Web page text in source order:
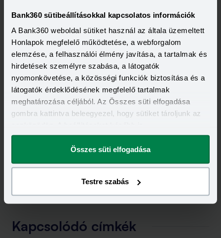
Bank360 sütibeállításokkal kapcsolatos információk
A Bank360 weboldal sütiket használ az általa üzemeltett
Honlapok megfelelő működtetése, a webforgalom
elemzése, a felhasználói élmény javítása, a tartalmak és
hirdetések személyre szabása, a látogatók
nyomonkövetése, a közösségi funkciók biztosítása és a
látogatók érdeklődésének megfelelő tartalmak
meghatározása céljából. Az Összes süti elfogadása
gombra kattintva beleegyezel, hogy sütiket tároljunk az
megváltoztathatod.
Összes süti elfogadása
Testre szabás
Kapcsolódó címkék